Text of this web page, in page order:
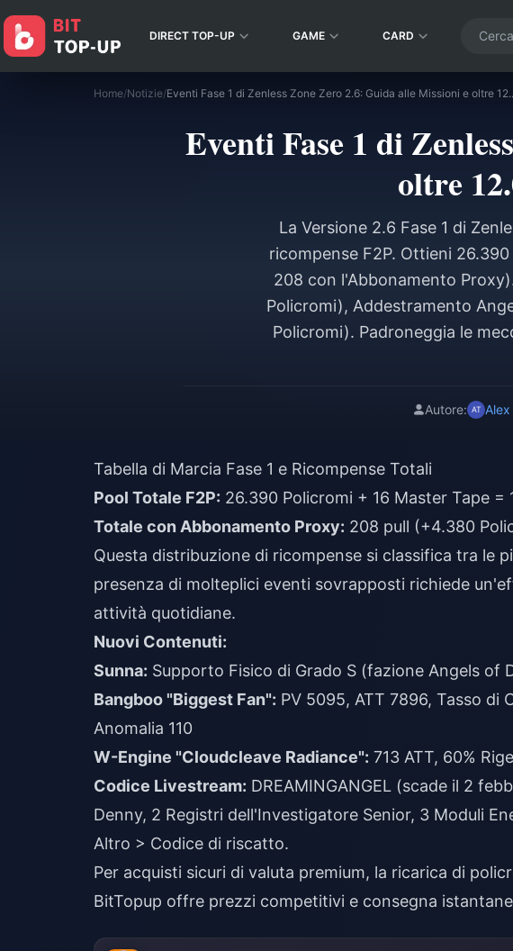
DIRECT TOP-UP GAME CARD
Home/Notizie/ Eventi
Eventi Fase 1 di
oltre
La Versione 2.6 Fase 1 di
ricompense F2P. Ottieni
208 con l'Abbonamento
Policromi), Addestramento
Policromi). Padroneggia le
Autore:
Tabella di Marcia Fase 1 e Ricompense Totali
Pool Totale F2P: 26.390 Policromi + 16 Master Tape =
Totale con Abbonamento Proxy: 208 pull (+4.380
Questa distribuzione di ricompense si classifica tra le
presenza di molteplici eventi sovrapposti richiede
attività quotidiane.
Nuovi Contenuti:
Sunna: Supporto Fisico di Grado S (fazione Angels of
Bangboo "Biggest Fan": PV 5095, ATT 7896, Tasso di
Anomalia 110
W-Engine "Cloudcleave Radiance": 713 ATT, 60%
Codice Livestream: DREAMINGANGEL (scade il 2
Denny, 2 Registri dell'Investigatore Senior, 3 Moduli
Altro > Codice di riscatto.
Per acquisti sicuri di valuta premium, la ricarica di
BitTopup offre prezzi competitivi e consegna